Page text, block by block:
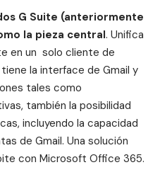
G Suite (anteriormente
la pieza central. Unifica
en un solo cliente de
la interface de Gmail y
tales como
también la posibilidad
incluyendo la capacidad
de Gmail. Una solución
con Microsoft Office 365.